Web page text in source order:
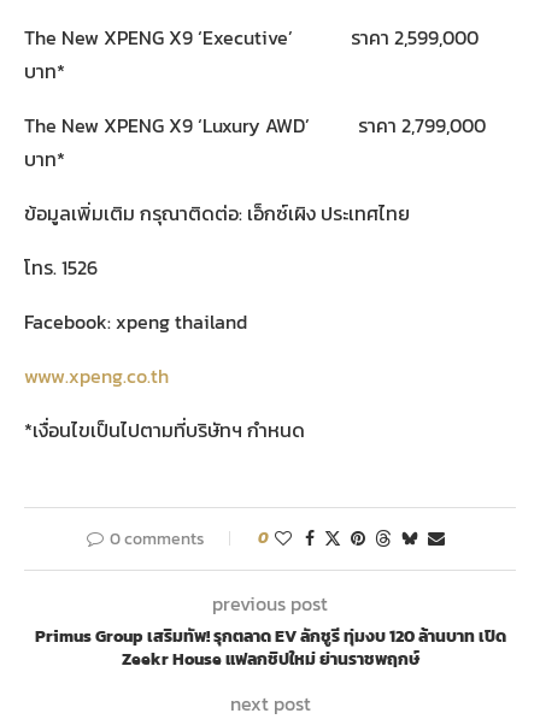
The New XPENG X9 ‘Executive’ ราคา 2,599,000
บาท*
The New XPENG X9 ‘Luxury AWD’ ราคา 2,799,000
บาท*
ข้อมูลเพิ่มเติม กรุณาติดต่อ: เอ็กซ์เผิง ประเทศไทย
โทร. 1526
Facebook: xpeng thailand
www.xpeng.co.th
*เงื่อนไขเป็นไปตามที่บริษัทฯ กำหนด
0 comments 0
previous post
Primus Group เสริมทัพ! รุกตลาด EV ลักชูรี ทุ่มงบ 120 ล้านบาท เปิด
Zeekr House แฟลกชิปใหม่ ย่านราชพฤกษ์
next post